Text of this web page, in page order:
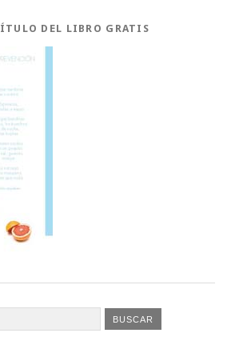
DEL LIBRO GRATIS